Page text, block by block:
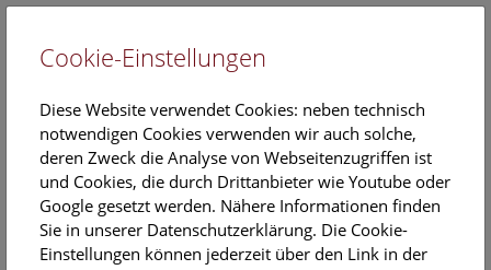
EN
Einladung zum Pressegespräch im
Tiefspeicher des NHM Wien
Cookie-Einstellungen
Diese Website verwendet Cookies: neben technisch
notwendigen Cookies verwenden wir auch solche,
deren Zweck die Analyse von Webseitenzugriffen ist
und Cookies, die durch Drittanbieter wie Youtube oder
Google gesetzt werden. Nähere Informationen finden
Sie in unserer Datenschutzerklärung. Die Cookie-
Einstellungen können jederzeit über den Link in der